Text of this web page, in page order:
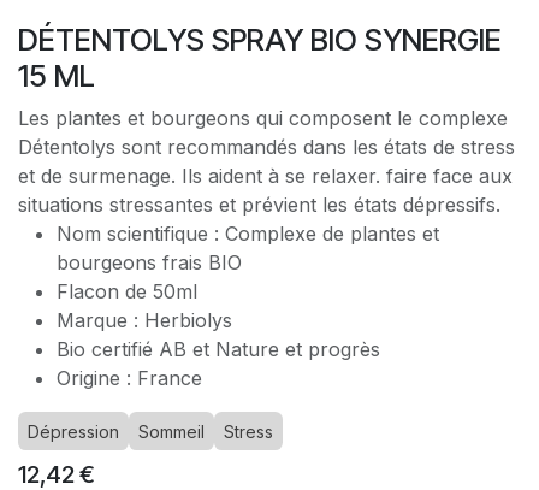
DÉTENTOLYS SPRAY BIO SYNERGIE
15 ML
Les plantes et bourgeons qui composent le complexe
Détentolys sont recommandés dans les états de stress
et de surmenage. Ils aident à se relaxer. faire face aux
situations stressantes et prévient les états dépressifs.
Nom scientifique : Complexe de plantes et
bourgeons frais BIO
Flacon de 50ml
Marque : Herbiolys
Bio certifié AB et Nature et progrès
Origine : France
Dépression Sommeil Stress
12,42€